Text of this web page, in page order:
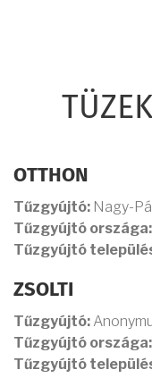
OTTHON
Tűzgyújtó: Nagy-
Tűzgyújtó országa:
Tűzgyújtó
ZSOLTI
Tűzgyújtó:
Tűzgyújtó országa:
Tűzgyújtó